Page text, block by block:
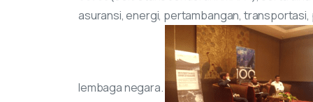
asuransi, energi, pertambangan,
lembaga negara.